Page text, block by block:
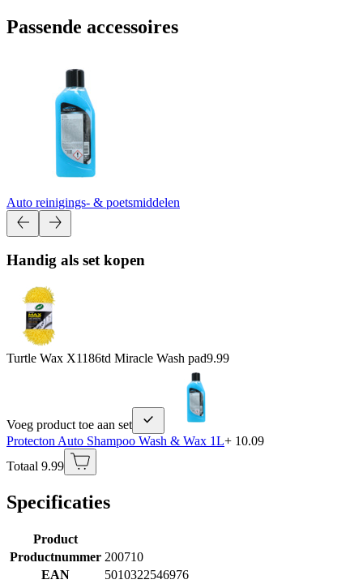
Passende accessoires
Auto reinigings- & poetsmiddelen
Handig als set kopen
Turtle Wax X1186td Miracle Wash pad9.99
Voeg product toe aan set
Protecton Auto Shampoo Wash & Wax 1L+ 10.09
Totaal 9.99
Specificaties
Product
Productnummer 200710
EAN
5010322546976